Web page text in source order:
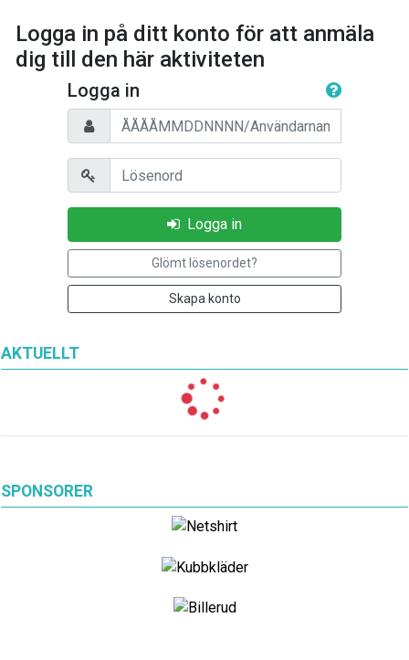
AKTUELLT
SPONSORER
Logga in på ditt konto för att anmäla
dig till den här aktiviteten
Logga in
Personnummer/Användarnamn
Lösenord
Logga in
Glömt lösenordet?
Skapa konto